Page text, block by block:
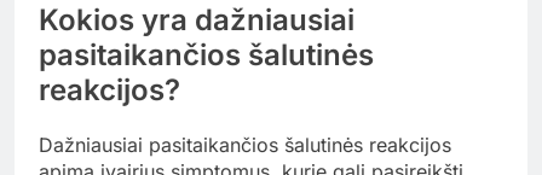
Kokios yra dažniausiai
pasitaikančios šalutinės
reakcijos?
Dažniausiai pasitaikančios šalutinės reakcijos